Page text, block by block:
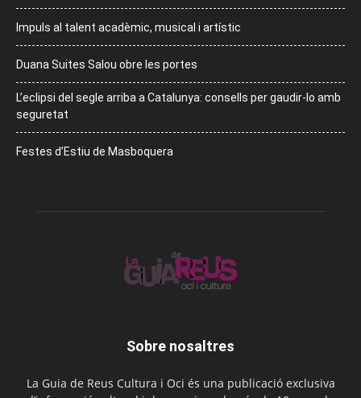
Impuls al talent acadèmic, musical i artístic
Duana Suites Salou obre les portes
L’eclipsi del segle arriba a Catalunya: consells per gaudir-lo amb
seguretat
Festes d’Estiu de Masboquera
Sobre nosaltres
La Guia de Reus Cultura i Oci és una publicació exclusiva